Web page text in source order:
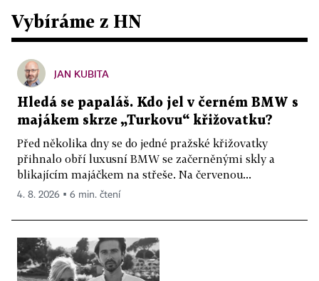
Vybíráme z HN
JAN KUBITA
Hledá se papaláš. Kdo jel v černém BMW s
majákem skrze „Turkovu“ křižovatku?
Před několika dny se do jedné pražské křižovatky
přihnalo obří luxusní BMW se začerněnými skly a
blikajícím majáčkem na střeše. Na červenou...
4. 8. 2026 ▪ 6 min. čtení